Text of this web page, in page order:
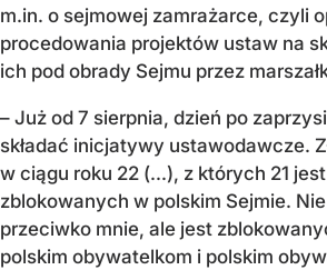
m.in. o sejmowej zamrażarce, czyli
procedowania projektów ustaw na
ich pod obrady Sejmu przez
– Już od 7 sierpnia, dzień po
składać inicjatywy ustawodawcze.
w ciągu roku 22 (...), z których 21
zblokowanych w polskim Sejmie.
przeciwko mnie, ale jest
polskim obywatelkom i polskim